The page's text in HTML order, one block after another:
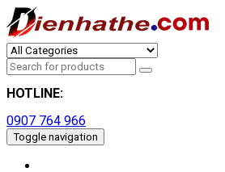
HOTLINE:
0907 764 966
Toggle navigation